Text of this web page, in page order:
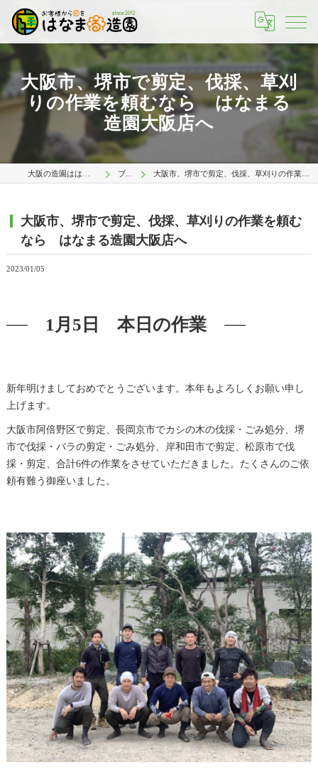
大阪市、堺市で剪定、伐採、草刈
りの作業を頼むなら はなまる
造園大阪店へ
ブログ 大阪市、堺市で剪定、伐採、草刈りの作業を頼むなら はなまる造園大阪店へ
大阪市、堺市で剪定、伐採、草刈りの作業を頼む
なら はなまる造園大阪店へ
2023/01/05
1月5日 本日の作業
新年明けましておめでとうございます。本年もよろしくお願い申し
上げます。
大阪市阿倍野区で剪定、長岡京市でカシの木の伐採・ごみ処分、堺
市で伐採・バラの剪定・ごみ処分、岸和田市で剪定、松原市で伐
採・剪定、合計6件の作業をさせていただきました。たくさんのご依
頼有難う御座いました。